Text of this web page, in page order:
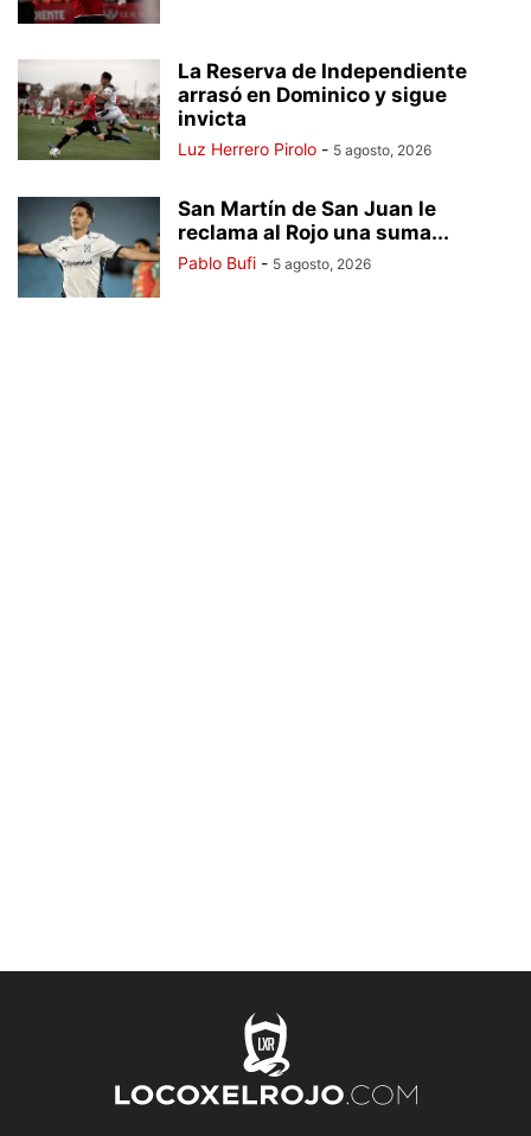
La Reserva de Independiente
arrasó en Dominico y sigue
invicta
Luz Herrero Pirolo - 5 agosto, 2026
San Martín de San Juan le
reclama al Rojo una suma...
Pablo Bufi - 5 agosto, 2026